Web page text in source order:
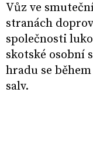
Vůz ve
stranách
společnosti
skotské osobní
hradu se
salv.